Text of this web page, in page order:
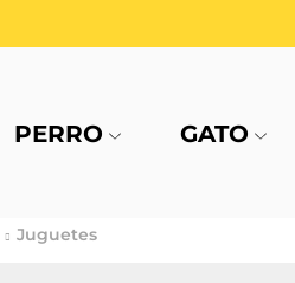
PERRO GATO
Juguetes